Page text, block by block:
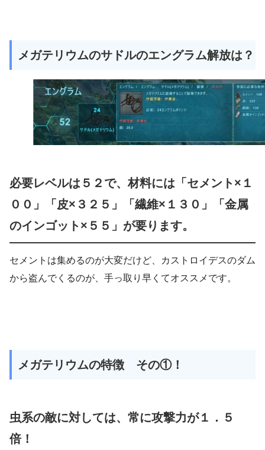
メガテリウムのサドルのエングラム解放は？
必要レベルは５２で、材料には「セメント×１
００」「皮×３２５」「繊維×１３０」「金属
のインゴット×５５」が要ります。
セメントは集めるのが大変だけど、カストロイデスのダム
から盗んでくるのが、手っ取り早くてオススメです。
メガテリウムの特徴 その①！
虫系の敵に対しては、常に攻撃力が１．５
倍！